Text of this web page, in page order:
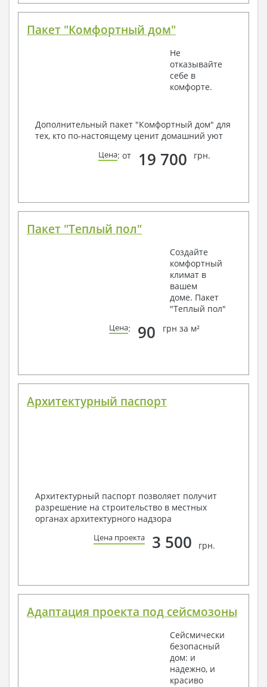
Пакет "Комфортный дом"
Не
отказывайте
себе в
комфорте.
Дополнительный пакет "Комфортный дом" для
тех, кто по-настоящему ценит домашний уют
Цена: от 19 700 грн.
Пакет "Теплый пол"
Создайте
комфортный
климат в
вашем
доме. Пакет
"Теплый пол"
Цена: 90 грн за м²
Архитектурный паспорт
Архитектурный паспорт позволяет получит
разрешение на строительство в местных
органах архитектурного надзора
Цена проекта 3 500 грн.
Адаптация проекта под сейсмозоны
Сейсмически
безопасный
дом: и
надежно, и
красиво